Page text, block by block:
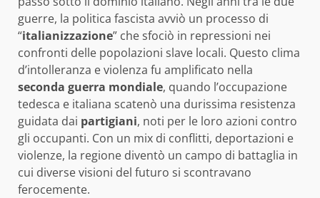
guerre, la politica fascista avviò un processo di
“italianizzazione” che sfociò in repressioni nei
confronti delle popolazioni slave locali. Questo clima
d’intolleranza e violenza fu amplificato nella
seconda guerra mondiale, quando l’occupazione
tedesca e italiana scatenò una durissima resistenza
guidata dai partigiani, noti per le loro azioni contro
gli occupanti. Con un mix di conflitti, deportazioni e
violenze, la regione diventò un campo di battaglia in
cui diverse visioni del futuro si scontravano
ferocemente.